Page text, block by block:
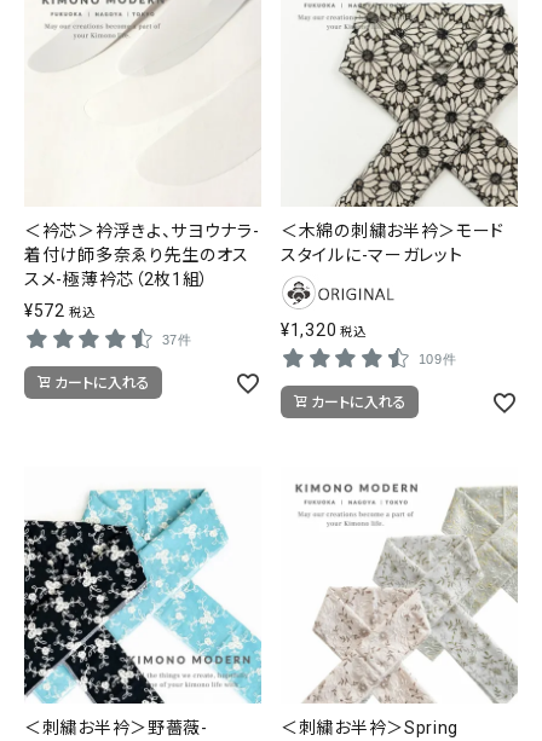
＜衿芯＞衿浮きよ、サヨウナラ-
着付け師多奈ゑり先生のオス
スメ-極薄衿芯（2枚1組）
¥572 税込
37件
カートに入れる
＜木綿の刺繍お半衿＞モード
スタイルに-マーガレット
¥1,320 税込
109件
カートに入れる
＜刺繍お半衿＞野薔薇-
＜刺繍お半衿＞Spring